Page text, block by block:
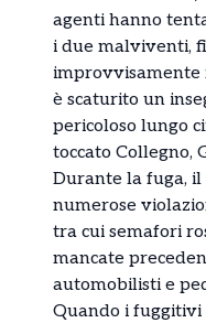
agenti hanno
i due malviventi,
improvvisamente
è scaturito un
pericoloso lungo
toccato Collegno,
Durante la fuga, il
numerose
tra cui semafori
mancate
automobilisti e
Quando i